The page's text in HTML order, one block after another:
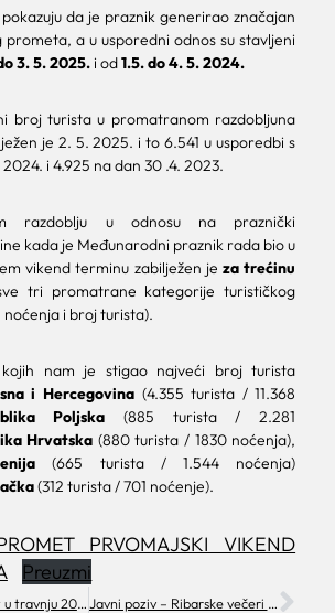
da je praznik generirao značajan
a u usporedni odnos su stavljeni
3. 5. 2025.i od1.5. do 4. 5. 2024.
broj turista u promatranom razdobljuna
je 2. 5. 2025. i to 6.541 u usporedbi s
i 4.925 na dan 30 .4. 2023.
razdoblju u odnosu na praznički
kada je Međunarodni praznik rada bio u
vikend terminu zabilježen je za trećinu
tri promatrane kategorije turističkog
i broj turista).
nam je stigao najveći broj turista
i Hercegovina (4.355 turista / 11.368
Poljska (885 turista / 2.281
Hrvatska (880 turista / 1830 noćenja),
(665 turista / 1.544 noćenja)
(312 turista / 701 noćenje).
PRVOMAJSKI VIKEND
Preuzmi
Turistički promet u travnju 2025. Javni poziv – Ribarske večeri 2025